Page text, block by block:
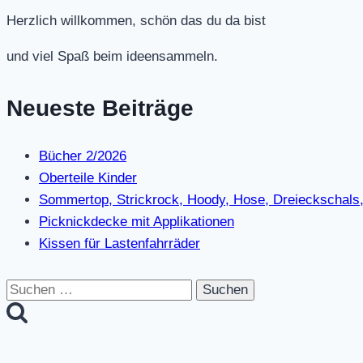
Herzlich willkommen, schön das du da bist
und viel Spaß beim ideensammeln.
Neueste Beiträge
Bücher 2/2026
Oberteile Kinder
Sommertop, Strickrock, Hoody, Hose,
Picknickdecke mit Applikationen
Kissen für Lastenfahrräder
Suchen
nach: